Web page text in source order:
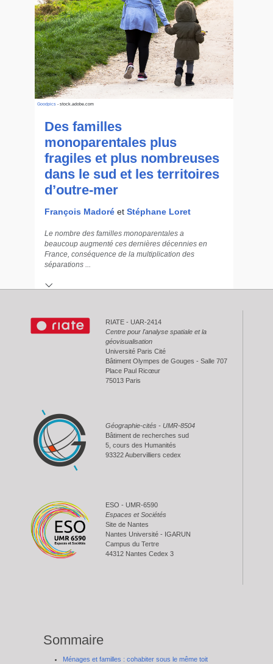
Goodpics- stock.adobe.com
Des familles
monoparentales plus
fragiles et plus nombreuses
dans le sud et les territoires
d’outre-mer
François Madoré et Stéphane Loret
Le nombre des familles monoparentales a
beaucoup augmenté ces dernières décennies en
France, conséquence de la multiplication des
séparations ...
Résumé
>> Mots-clés
RIATE - UAR-2414
Centre pour l'analyse spatiale et la
géovisualisation
Université Paris Cité
Bâtiment Olympes de Gouges - Salle 707
Place Paul Ricœur
75013 Paris
Géographie-cités - UMR-8504
Bâtiment de recherches sud
5, cours des Humanités
93322 Aubervilliers cedex
ESO - UMR-6590
Espaces et Sociétés
Site de Nantes
Nantes Université - IGARUN
Campus du Tertre
44312 Nantes Cedex 3
Sommaire
Ménages et familles : cohabiter sous le même toit